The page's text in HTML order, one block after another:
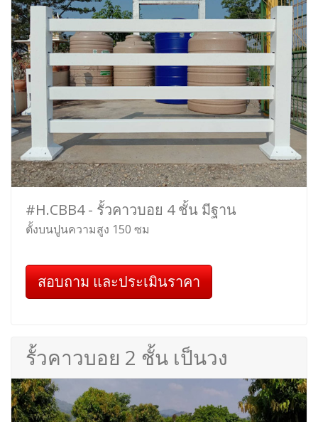
#H.CBB4 - รั้วคาวบอย 4 ชั้น มีฐาน
ตั้งบนปูนความสูง 150 ซม
สอบถาม และประเมินราคา
รั้วคาวบอย 2 ชั้น เป็นวง